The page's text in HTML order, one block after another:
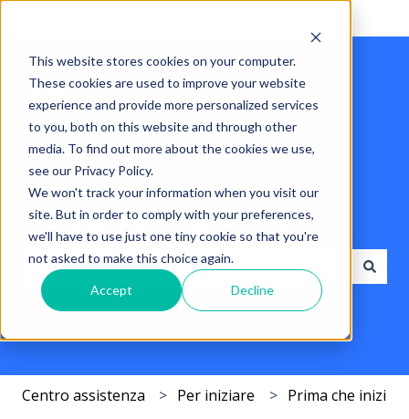
This website stores cookies on your computer.
These cookies are used to improve your website
experience and provide more personalized services
to you, both on this website and through other
media. To find out more about the cookies we use,
see our Privacy Policy.
We won't track your information when you visit our
site. But in order to comply with your preferences,
we'll have to use just one tiny cookie so that you're
not asked to make this choice again.
Accept Decline
Ciao. Come possiamo aiutarti?
Non sono presenti suggerimenti perché il campo di
Centro assistenza Per iniziare Prima che inizi